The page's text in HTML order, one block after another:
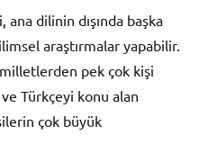
ana dilinin dışında başka
araştırmalar yapabilir.
pek çok kişi
Türkçeyi konu alan
çok büyük